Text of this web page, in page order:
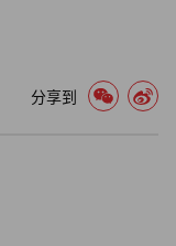
分享到